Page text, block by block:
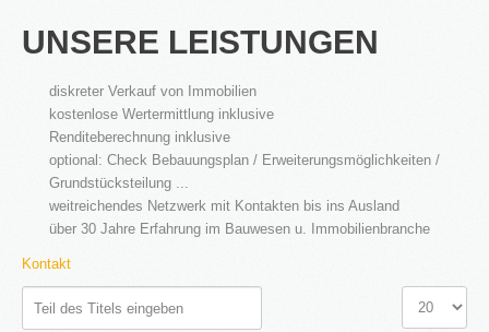
2016
in Bearbeitung...
Bestand Immobilien
UNSERE LEISTUNGEN
diskreter Verkauf von Immobilien
kostenlose Wertermittlung inklusive
Renditeberechnung inklusive
optional: Check Bebauungsplan / Erweiterungsmöglichkeiten /
Grundstücksteilung ...
weitreichendes Netzwerk mit Kontakten bis ins Ausland
über 30 Jahre Erfahrung im Bauwesen u. Immobilienbranche
Kontakt
Anzeige